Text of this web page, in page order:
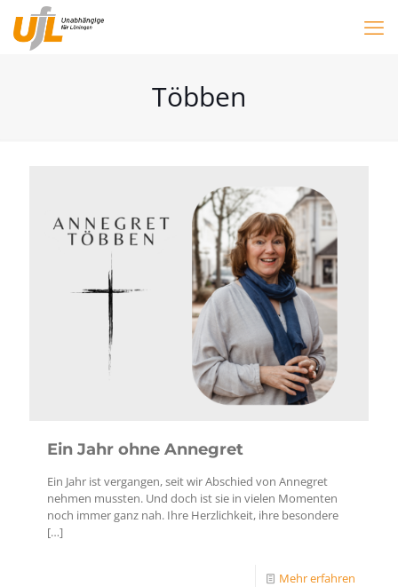
Többen
Ein Jahr ohne Annegret
Ein Jahr ist vergangen, seit wir Abschied von Annegret
nehmen mussten. Und doch ist sie in vielen Momenten
noch immer ganz nah. Ihre Herzlichkeit, ihre besondere
[…]
Mehr erfahren